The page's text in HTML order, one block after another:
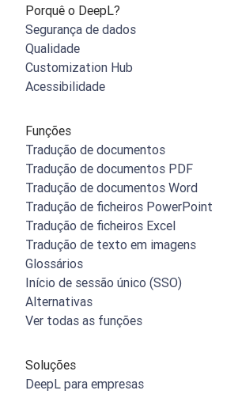
Porquê o DeepL?
Segurança de dados
Qualidade
Customization Hub
Acessibilidade
Funções
Tradução de documentos
Tradução de documentos PDF
Tradução de documentos Word
Tradução de ficheiros PowerPoint
Tradução de ficheiros Excel
Tradução de texto em imagens
Glossários
Início de sessão único (SSO)
Alternativas
Ver todas as funções
Soluções
DeepL para empresas